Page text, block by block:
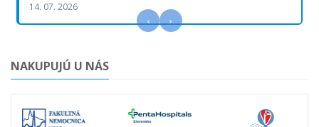
14. 07. 2026
‹ ›
NAKUPUJÚ U NÁS